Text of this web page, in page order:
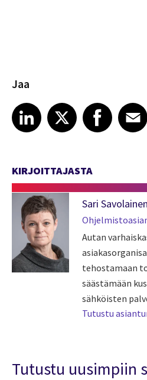
Jaa
Share article on LinkedIn
LinkedIn
Share article on XShare article on Facebook
Facebook
Share
KIRJOITTAJASTA
Sari Savolainen
Autan
tehostamaan
säästämään
sähköisten
Tutustu
Tutustu uusimpiin